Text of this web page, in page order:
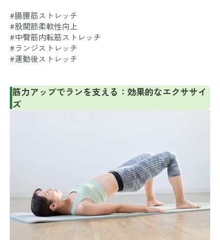
#腸腰筋ストレッチ
#股関節柔軟性向上
#中臀筋内転筋ストレッチ
#ランジストレッチ
#運動後ストレッチ
筋力アップでランを支える：効果的なエクササイ
ズ